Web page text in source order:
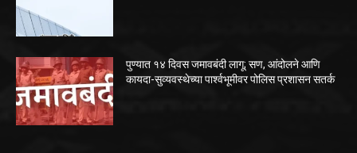
पुण्यात १४ दिवस जमावबंदी लागू; सण, आंदोलने आणि
कायदा-सुव्यवस्थेच्या पार्श्वभूमीवर पोलिस प्रशासन सतर्क